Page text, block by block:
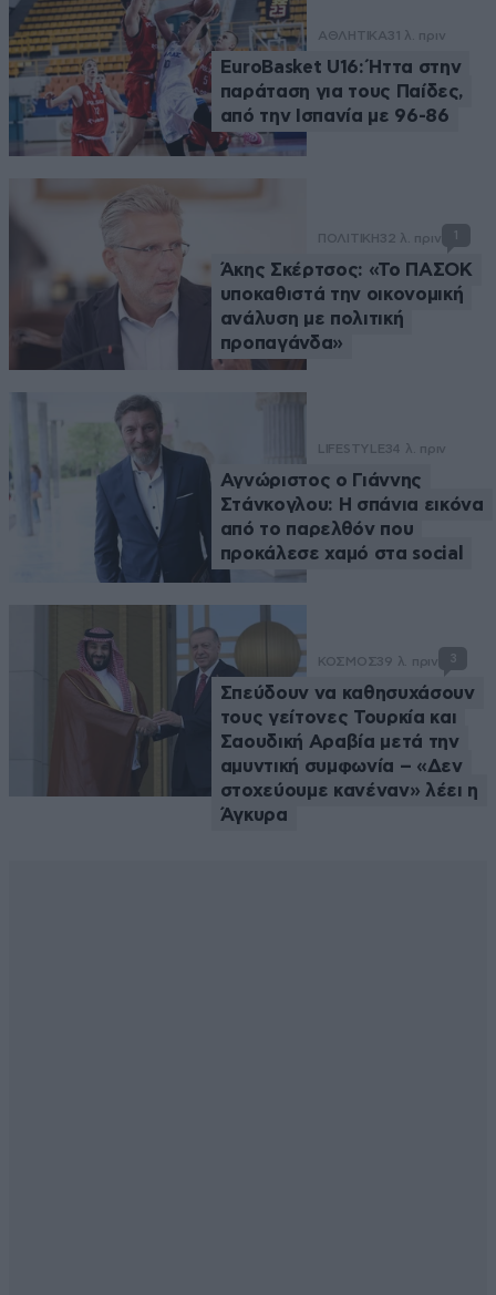
ΑΘΛΗΤΙΚΑ31 λ. πριν
EuroBasket U16: Ήττα στην
παράταση για τους Παίδες,
από την Ισπανία με 96-86
ΠΟΛΙΤΙΚΗ32 λ. πριν 1
Άκης Σκέρτσος: «Το ΠΑΣΟΚ
υποκαθιστά την οικονομική
ανάλυση με πολιτική
προπαγάνδα»
LIFESTYLE34 λ. πριν
Αγνώριστος ο Γιάννης
Στάνκογλου: Η σπάνια εικόνα
από το παρελθόν που
προκάλεσε χαμό στα social
ΚΟΣΜΟΣ39 λ. πριν 3
Σπεύδουν να καθησυχάσουν
τους γείτονες Τουρκία και
Σαουδική Αραβία μετά την
αμυντική συμφωνία – «Δεν
στοχεύουμε κανέναν» λέει η
Άγκυρα